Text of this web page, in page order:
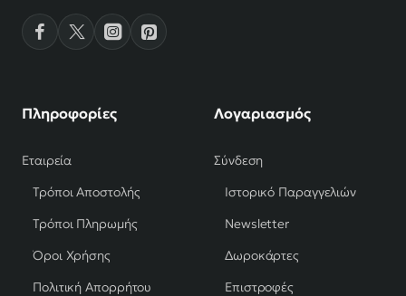
Πληροφορίες
Εταιρεία
Τρόποι Αποστολής
Τρόποι Πληρωμής
Όροι Χρήσης
Πολιτική Απορρήτου
Λογαριασμός
Σύνδεση
Ιστορικό Παραγγελιών
Newsletter
Δωροκάρτες
Επιστροφές